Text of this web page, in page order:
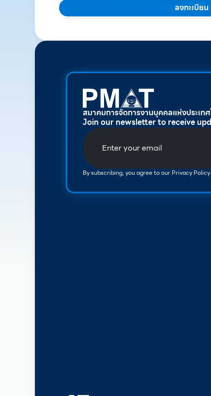
ลงทะเบียน
สมาคมการจัดการงานบุคคลแห่งประเทศ
Join our newsletter to receive
By subscribing, you agree to our Privacy